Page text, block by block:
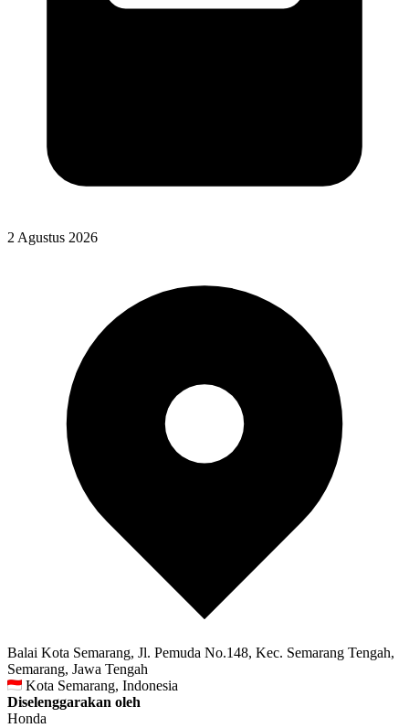
2 Agustus 2026
Balai Kota Semarang, Jl. Pemuda No.148, Kec. Semarang Tengah,
Semarang, Jawa Tengah
Kota Semarang, Indonesia
Diselenggarakan oleh
Honda